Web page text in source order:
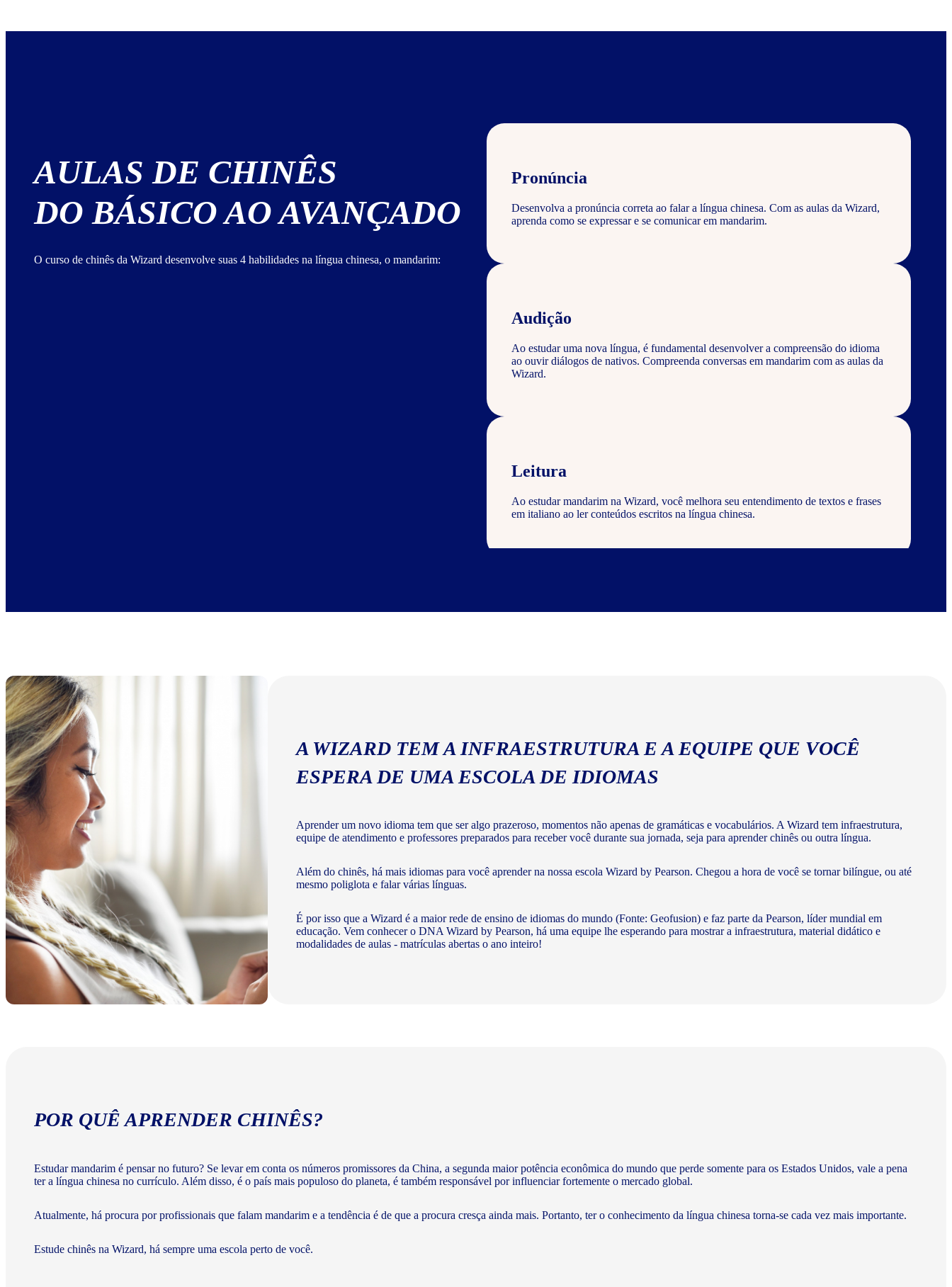
AULAS DE CHINÊS
DO BÁSICO AO AVANÇADO
O curso de chinês da Wizard desenvolve suas 4 habilidades na língua chinesa, o mandarim:
Pronúncia
Desenvolva a pronúncia correta ao falar a língua chinesa. Com as aulas da Wizard,
aprenda como se expressar e se comunicar em mandarim.
Audição
Ao estudar uma nova língua, é fundamental desenvolver a compreensão do idioma
ao ouvir diálogos de nativos. Compreenda conversas em mandarim com as aulas da
Wizard.
Leitura
Ao estudar mandarim na Wizard, você melhora seu entendimento de textos e frases
em italiano ao ler conteúdos escritos na língua chinesa.
Escrita
A WIZARD TEM A INFRAESTRUTURA E A EQUIPE QUE VOCÊ
ESPERA DE UMA ESCOLA DE IDIOMAS
Aprender um novo idioma tem que ser algo prazeroso, momentos não apenas de gramáticas e vocabulários. A Wizard tem infraestrutura,
equipe de atendimento e professores preparados para receber você durante sua jornada, seja para aprender chinês ou outra língua.
Além do chinês, há mais idiomas para você aprender na nossa escola Wizard by Pearson. Chegou a hora de você se tornar bilíngue, ou até
mesmo poliglota e falar várias línguas.
É por isso que a Wizard é a maior rede de ensino de idiomas do mundo (Fonte: Geofusion) e faz parte da Pearson, líder mundial em
educação. Vem conhecer o DNA Wizard by Pearson, há uma equipe lhe esperando para mostrar a infraestrutura, material didático e
modalidades de aulas - matrículas abertas o ano inteiro!
POR QUÊ APRENDER CHINÊS?
Estudar mandarim é pensar no futuro? Se levar em conta os números promissores da China, a segunda maior potência econômica do mundo que perde somente para os Estados Unidos, vale a pena
ter a língua chinesa no currículo. Além disso, é o país mais populoso do planeta, é também responsável por influenciar fortemente o mercado global.
Atualmente, há procura por profissionais que falam mandarim e a tendência é de que a procura cresça ainda mais. Portanto, ter o conhecimento da língua chinesa torna-se cada vez mais importante.
Estude chinês na Wizard, há sempre uma escola perto de você.